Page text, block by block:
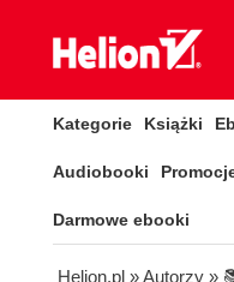
Kategorie Książki
Audiobooki
Darmowe ebooki
Helion.pl » Autorzy »